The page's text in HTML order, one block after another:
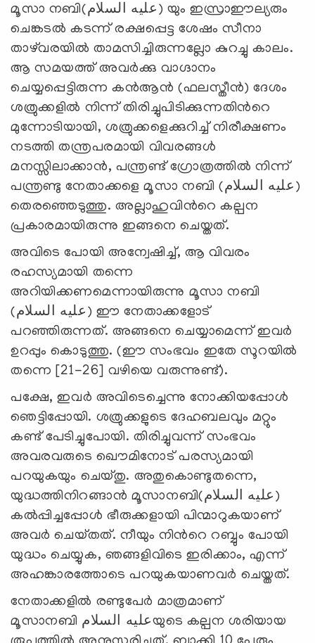
മൂസാ നബി(عليه السلام) യും ഇസ്രാഈല്യരും
ചെങ്കടല്‍ കടന്ന് രക്ഷപ്പെട്ട ശേഷം സീനാ
താഴ്‌വരയില്‍ താമസിച്ചിരുന്നല്ലോ കുറച്ചു കാലം.
ആ സമയത്ത് അവര്‍ക്കു വാഗ്ദാനം
ചെയ്യപ്പെട്ടിരുന്ന കന്‍ആന്‍ (ഫലസ്തീന്‍) ദേശം
ശത്രുക്കളില്‍ നിന്ന് തിരിച്ചുപിടിക്കുന്നതിന്‍റെ
മുന്നോടിയായി, ശത്രുക്കളെക്കുറിച്ച് നിരീക്ഷണം
നടത്തി തന്ത്രപരമായി വിവരങ്ങള്‍
മനസ്സിലാക്കാന്‍, പന്ത്രണ്ട് ഗ്രോത്രത്തില്‍ നിന്ന്
പന്ത്രണ്ടു നേതാക്കളെ മൂസാ നബി (عليه السلام)
തെരഞ്ഞെടുത്തു. അല്ലാഹുവിന്‍റെ കല്പന
പ്രകാരമായിരുന്നു ഇങ്ങനെ ചെയ്തത്.
അവിടെ പോയി അന്വേഷിച്ച്, ആ വിവരം
രഹസ്യമായി തന്നെ
അറിയിക്കണമെന്നായിരുന്നു മൂസാ നബി
(عليه السلام) ഈ നേതാക്കളോട്
പറഞ്ഞിരുന്നത്. അങ്ങനെ ചെയ്യാമെന്ന് ഇവര്‍
ഉറപ്പും കൊടുത്തു. (ഈ സംഭവം ഇതേ സൂറയില്‍
തന്നെ [21-26] വഴിയെ വരുന്നുണ്ട്).
പക്ഷേ, ഇവര്‍ അവിടെച്ചെന്നു നോക്കിയപ്പോള്‍
ഞെട്ടിപ്പോയി. ശത്രുക്കളുടെ ദേഹബലവും മറ്റും
കണ്ട്‌ പേടിച്ചുപോയി. തിരിച്ചുവന്ന് സംഭവം
അവരവരുടെ ഖൌമിനോട് പരസ്യമായി
പറയുകയും ചെയ്‌തു. അതുകൊണ്ടുതന്നെ,
യുദ്ധത്തിനിറങ്ങാന്‍ മൂസാനബി(عليه السلام)
കല്‍പ്പിച്ചപ്പോള്‍ ഭീരുക്കളായി പിന്മാറുകയാണ്‌
അവര്‍ ചെയ്‌തത്‌. നീയും നിന്‍റെ റബ്ബും പോയി
യുദ്ധം ചെയ്യുക, ഞങ്ങളിവിടെ ഇരിക്കാം, എന്ന്
അഹങ്കാരത്തോടെ പറയുകയാണവര്‍ ചെയ്തത്.
നേതാക്കളില്‍ രണ്ടുപേര്‍ മാത്രമാണ്
മൂസാനബി عليه السلامയുടെ കല്പന ശരിയായ